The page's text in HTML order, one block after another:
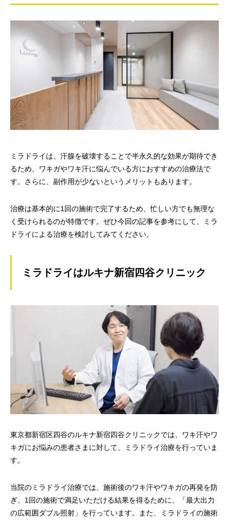
ミラドライは、汗腺を破壊することで半永久的な効果が期待でき
るため、ワキガやワキ汗に悩んでいる方におすすめの治療法で
す。さらに、副作用が少ないというメリットもあります。
治療は基本的に1回の施術で完了するため、忙しい方でも無理な
く受けられるのが特徴です。ぜひ今回の記事を参考にして、ミラ
ドライによる治療を検討してみてください。
ミラドライはルキナ新宿四谷クリニック
東京都新宿区四谷のルキナ新宿四谷クリニックでは、ワキ汗やワ
キガにお悩みの患者さまに対して、ミラドライ治療を行っていま
す。
当院のミラドライ治療では、施術後のワキ汗やワキガの再発を防
ぎ、1回の施術で満足いただける結果を得るために、「最大出力
の広範囲ダブル照射」を行っています。また、ミラドライの施術